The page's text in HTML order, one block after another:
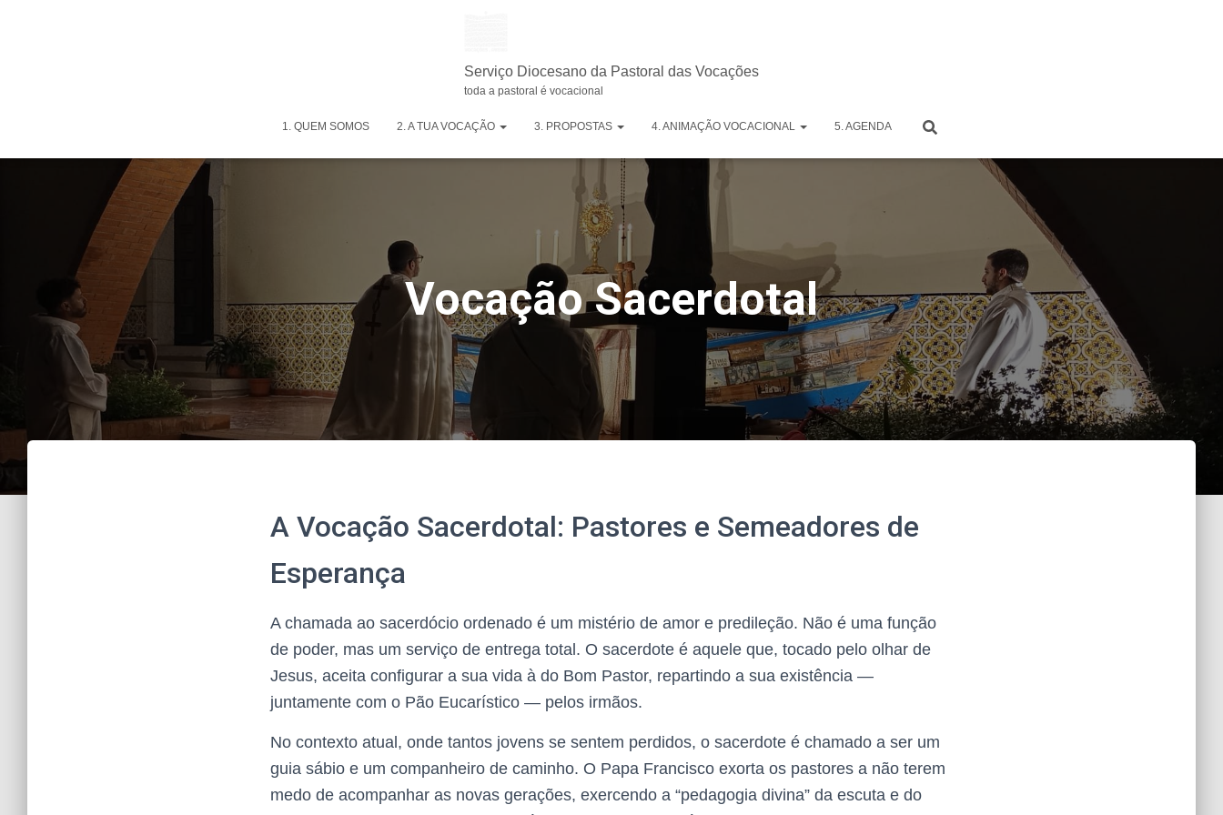
Serviço Diocesano da Pastoral das Vocações
toda a pastoral é vocacional
1. QUEM SOMOS 2. A TUA VOCAÇÃO 3. PROPOSTAS 4. ANIMAÇÃO VOCACIONAL 5. AGENDA
Vocação Sacerdotal
A Vocação Sacerdotal: Pastores e Semeadores de
Esperança
A chamada ao sacerdócio ordenado é um mistério de amor e predileção. Não é uma função
de poder, mas um serviço de entrega total. O sacerdote é aquele que, tocado pelo olhar de
Jesus, aceita configurar a sua vida à do Bom Pastor, repartindo a sua existência —
juntamente com o Pão Eucarístico — pelos irmãos.
No contexto atual, onde tantos jovens se sentem perdidos, o sacerdote é chamado a ser um
guia sábio e um companheiro de caminho. O Papa Francisco exorta os pastores a não terem
medo de acompanhar as novas gerações, exercendo a “pedagogia divina” da escuta e do